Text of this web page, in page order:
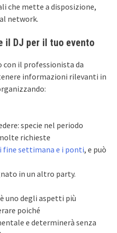
che mette a disposizione,
network.
il DJ per il tuo evento
il professionista da
informazioni rilevanti in
specie nel periodo
richieste
i fine settimana e i ponti, e può
in un altro party.
uno degli aspetti più
poiché
e determinerà senza